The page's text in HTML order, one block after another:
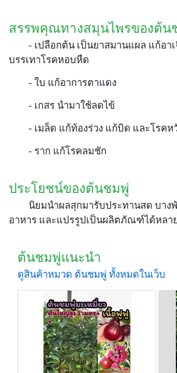
สรรพคุณทางสมุนไพรของต้น
- เปลือกต้น เป็นยาสมานแผล แก้อา
บรรเทาโรคหอบหืด
- ใบ แก้อาการตาแดง
- เกสร นำมาใช้ลดไข้
- เมล็ด แก้ท้องร่วง แก้บิด และโรคห
- ราก แก้โรคลมชัก
ประโยชน์ของต้นชมพู่
นิยมนำผลสุกมารับประทานสด บาง
อาหาร และแปรรูปเป็นผลิตภัณฑ์ได้หลา
ต้นชมพู่แนะนำ
ดูสินค้าหมวด ต้นชมพู่ ทั้งหมดในเว็บ